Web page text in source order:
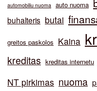
automobiliu nuoma auto nuoma
buhalteris butai
greitos paskolos Kaina
kreditas kreditas internetu
NT pirkimas nuoma